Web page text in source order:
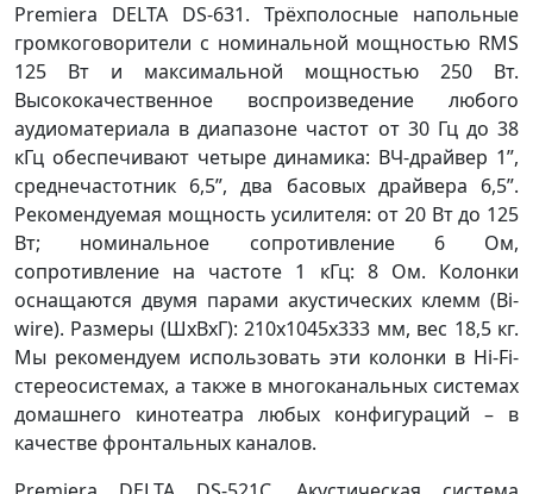
Premiera DELTA DS-631. Трёхполосные напольные
громкоговорители с номинальной мощностью RMS
125 Вт и максимальной мощностью 250 Вт.
Высококачественное воспроизведение любого
аудиоматериала в диапазоне частот от 30 Гц до 38
кГц обеспечивают четыре динамика: ВЧ-драйвер 1”,
среднечастотник 6,5”, два басовых драйвера 6,5”.
Рекомендуемая мощность усилителя: от 20 Вт до 125
Вт; номинальное сопротивление 6 Ом,
сопротивление на частоте 1 кГц: 8 Ом. Колонки
оснащаются двумя парами акустических клемм (Bi-
wire). Размеры (ШxВxГ): 210x1045x333 мм, вес 18,5 кг.
Мы рекомендуем использовать эти колонки в Hi-Fi-
стереосистемах, а также в многоканальных системах
домашнего кинотеатра любых конфигураций – в
качестве фронтальных каналов.